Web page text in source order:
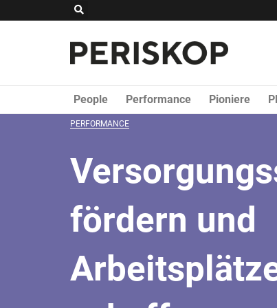
Suche
People Performance Pioniere
PERFORMANCE
fördern und